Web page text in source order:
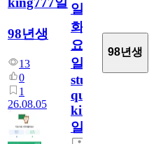
98년생
13
0
1
26.08.05
일
화
요
일/English
study
quiz
king777
일
98년생